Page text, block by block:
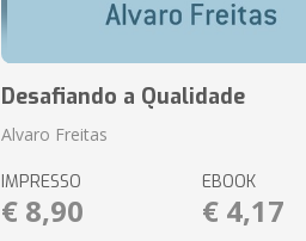
Desafiando a Qualidade
Alvaro Freitas
IMPRESSO
€ 8,90
EBOOK
€ 4,17